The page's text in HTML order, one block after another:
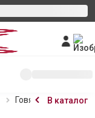
Говядина а-ля
В каталог